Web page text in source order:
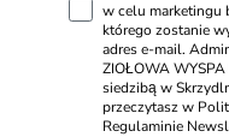
w celu marketingu
którego zostanie
adres e-mail.
ZIOŁOWA WYSPA
siedzibą w
przeczytasz w
Regulaminie